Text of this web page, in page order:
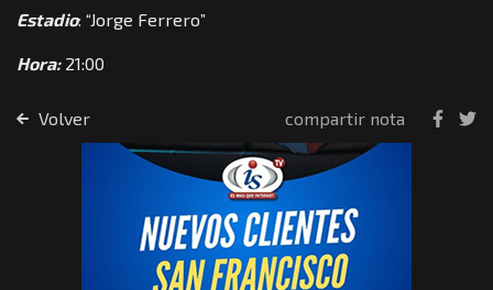
Estadio: “Jorge Ferrero”
Hora:21:00
Volver compartir nota